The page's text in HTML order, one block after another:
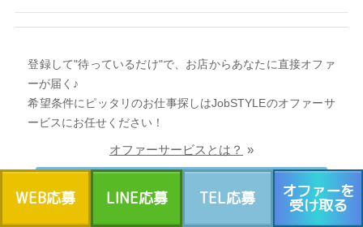
登録して"待っているだけ"で、お店からあなたに直接オファ
ーが届く♪
希望条件にピッタリのお仕事探しはJobSTYLEのオファーサ
ービスにお任せください！
オファーサービスとは？
オファーを受け取る
WEB応募 LINE応募 TEL応募 オファーを
受け取る